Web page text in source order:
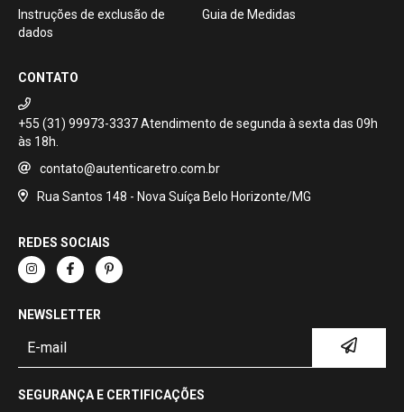
Instruções de exclusão de
dados
Guia de Medidas
CONTATO
+55 (31) 99973-3337
contato@autenticaretro.com.br
Rua Santos 148 - Nova Suíça Belo Horizonte/MG
REDES SOCIAIS
NEWSLETTER
SEGURANÇA E CERTIFICAÇÕES